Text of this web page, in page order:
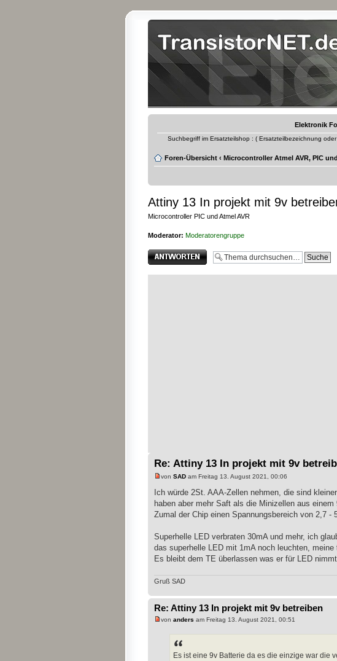
Elektronik
Suchbegriff im Ersatzteilshop : ( Ersatzteilbezeichnung
Foren-Übersicht ‹ Microcontroller Atmel AVR, PIC
Attiny 13 In projekt mit 9v
Microcontroller PIC und Atmel AVR
Moderator: Moderatorengruppe
Antwort erstellen
Re: Attiny 13 In projekt mit 9v
von SAD am Freitag 13. August 2021, 00:06
Ich würde 2St. AAA-Zellen nehmen, die sind
haben aber mehr Saft als die Minizellen aus einem
Zumal der Chip einen Spannungsbereich von 2,7 -
Superhelle LED verbraten 30mA und mehr, ich
das superhelle LED mit 1mA noch leuchten,
Es bleibt dem TE überlassen was er für LED
Gruß SAD
Re: Attiny 13 In projekt mit 9v betreiben
von anders am Freitag 13. August 2021, 00:51
Es ist eine 9v Batterie da es die einzige war die